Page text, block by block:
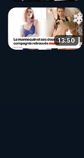
_________
LES CODES 13:50